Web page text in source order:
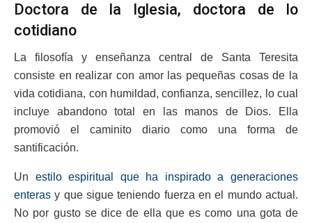
Doctora de la Iglesia, doctora de lo
cotidiano
La filosofía y enseñanza central de Santa Teresita
consiste en realizar con amor las pequeñas cosas de la
vida cotidiana, con humildad, confianza, sencillez, lo cual
incluye abandono total en las manos de Dios. Ella
promovió el caminito diario como una forma de
santificación.
Un estilo espiritual que ha inspirado a generaciones
enteras y que sigue teniendo fuerza en el mundo actual.
No por gusto se dice de ella que es como una gota de